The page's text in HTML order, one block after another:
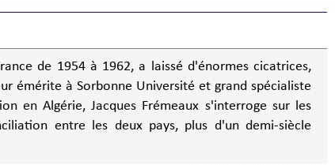
de 1954 à 1962, a laissé d'énormes cicatrices,
émérite à Sorbonne Université et grand spécialiste
en Algérie, Jacques Frémeaux s'interroge sur les
entre les deux pays, plus d'un demi-siècle